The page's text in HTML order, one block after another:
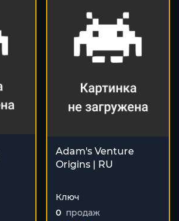
Adam's Venture
Origins | RU
Ключ
0 продаж